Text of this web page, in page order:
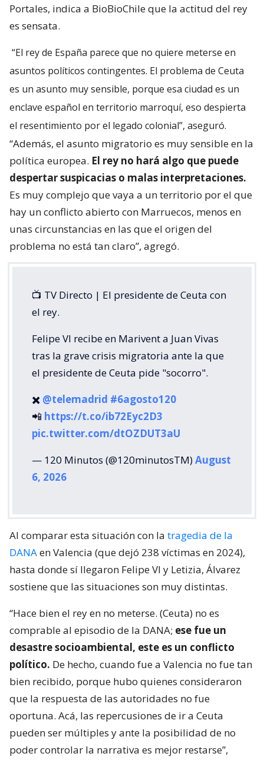
Portales, indica a BioBioChile que la actitud del rey
es sensata.
“El rey de España parece que no quiere meterse en
asuntos políticos contingentes. El problema de Ceuta
es un asunto muy sensible, porque esa ciudad es un
enclave español en territorio marroquí, eso despierta
el resentimiento por el legado colonial”, aseguró.
“Además, el asunto migratorio es muy sensible en la
política europea. El rey no hará algo que puede
despertar suspicacias o malas interpretaciones.
Es muy complejo que vaya a un territorio por el que
hay un conflicto abierto con Marruecos, menos en
unas circunstancias en las que el origen del
problema no está tan claro”, agregó.
📺 TV Directo | El presidente de Ceuta con
el rey.
Felipe VI recibe en Marivent a Juan Vivas
tras la grave crisis migratoria ante la que
el presidente de Ceuta pide "socorro".
✖️ @telemadrid #6agosto120
📲 https://t.co/ib72Eyc2D3
pic.twitter.com/dtOZDUT3aU
— 120 Minutos (@120minutosTM)August
6, 2026
Al comparar esta situación con la tragedia de la
DANAen Valencia (que dejó 238 víctimas en 2024),
hasta donde sí llegaron Felipe VI y Letizia, Álvarez
sostiene que las situaciones son muy distintas.
“Hace bien el rey en no meterse. (Ceuta) no es
comprable al episodio de la DANA; ese fue un
desastre socioambiental, este es un conflicto
político. De hecho, cuando fue a Valencia no fue tan
bien recibido, porque hubo quienes consideraron
que la respuesta de las autoridades no fue
oportuna. Acá, las repercusiones de ir a Ceuta
pueden ser múltiples y ante la posibilidad de no
poder controlar la narrativa es mejor restarse”,